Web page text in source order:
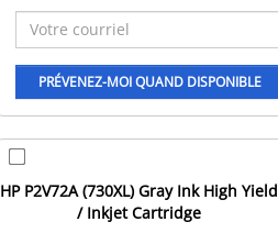
HP P2V72A (730XL) Gray Ink High Yield
/ Inkjet Cartridge